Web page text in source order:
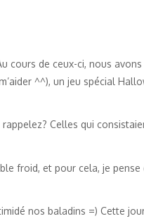
cours de ceux-ci, nous
^^), un jeu spécial
Celles qui
froid, et pour cela, je pense
nos baladins =) Cette